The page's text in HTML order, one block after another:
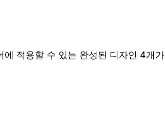
적용할 수 있는 완성된 디자인 4개가